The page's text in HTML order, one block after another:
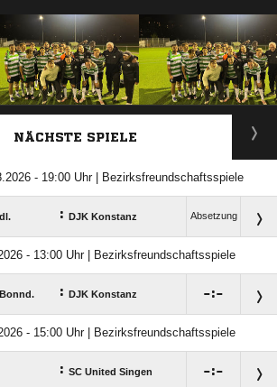
ANZEIGE
NÄCHSTE SPIELE
- 19:00 Uhr | Bezirksfreundschaftsspiele
: DJK Konstanz Absetzung
- 13:00 Uhr | Bezirksfreundschaftsspiele
: DJK Konstanz :
- 15:00 Uhr | Bezirksfreundschaftsspiele
: SC United Singen :